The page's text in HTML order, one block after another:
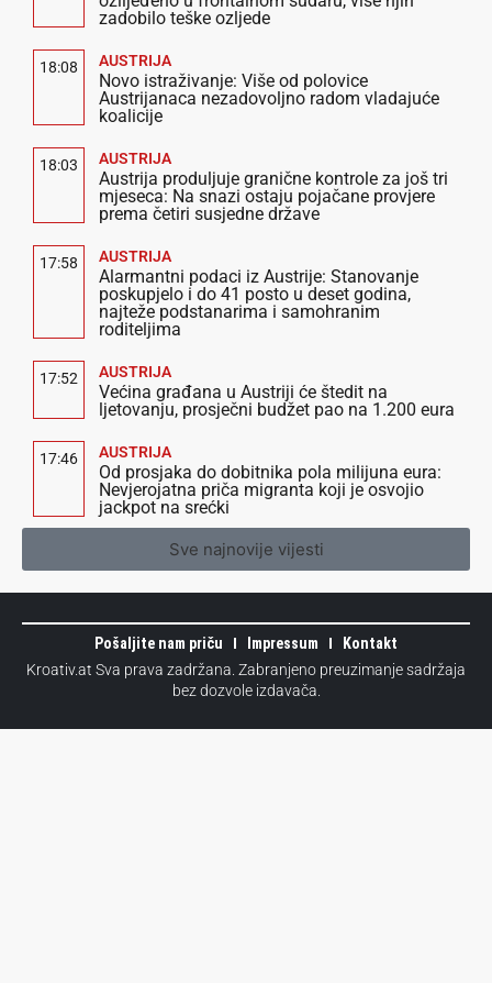
zadobilo teške ozljede
18:08 AUSTRIJA
Novo istraživanje: Više od polovice
Austrijanaca nezadovoljno radom vladajuće
koalicije
18:03 AUSTRIJA
Austrija produljuje granične kontrole za još tri
mjeseca: Na snazi ostaju pojačane provjere
prema četiri susjedne države
17:58 AUSTRIJA
Alarmantni podaci iz Austrije: Stanovanje
poskupjelo i do 41 posto u deset godina,
najteže podstanarima i samohranim
roditeljima
17:52 AUSTRIJA
Većina građana u Austriji će štedit na
ljetovanju, prosječni budžet pao na 1.200 eura
17:46 AUSTRIJA
Od prosjaka do dobitnika pola milijuna eura:
Nevjerojatna priča migranta koji je osvojio
jackpot na srećki
Sve najnovije vijesti
Pošaljite nam priču Impressum
Kontakt
Kroativ.at Sva prava zadržana. Zabranjeno preuzimanje sadržaja
bez dozvole izdavača.